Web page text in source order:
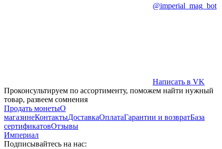
@imperial_mag_bot
Написать в VK
Проконсультируем по ассортименту, поможем найти нужный
товар, развеем сомнения
Продать монетыО
магазинеКонтактыДоставкаОплатаГарантии и возвратБаза
сертификатовОтзывы
Империал
Подписывайтесь на нас: